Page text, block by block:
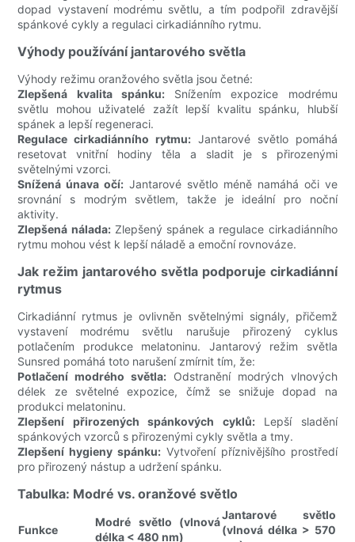
dopad vystavení modrému světlu, a tím podpořil zdravější
spánkové cykly a regulaci cirkadiánního rytmu.
Výhody používání jantarového světla
Výhody režimu oranžového světla jsou četné:
Zlepšená kvalita spánku:Snížením expozice modrému
světlu mohou uživatelé zažít lepší kvalitu spánku, hlubší
spánek a lepší regeneraci.
Regulace cirkadiánního rytmu: Jantarové světlo pomáhá
resetovat vnitřní hodiny těla a sladit je s přirozenými
světelnými vzorci.
Snížená únava očí: Jantarové světlo méně namáhá oči ve
srovnání s modrým světlem, takže je ideální pro noční
aktivity.
Zlepšená nálada:Zlepšený spánek a regulace cirkadiánního
rytmu mohou vést k lepší náladě a emoční rovnováze.
Jak režim jantarového světla podporuje cirkadiánní
rytmus
Cirkadiánní rytmus je ovlivněn světelnými signály, přičemž
vystavení modrému světlu narušuje přirozený cyklus
potlačením produkce melatoninu. Jantarový režim světla
Sunsred pomáhá toto narušení zmírnit tím, že:
Potlačení modrého světla: Odstranění modrých vlnových
délek ze světelné expozice, čímž se snižuje dopad na
produkci melatoninu.
Zlepšení přirozených spánkových cyklů:Lepší sladění
spánkových vzorců s přirozenými cykly světla a tmy.
Zlepšení hygieny spánku: Vytvoření příznivějšího prostředí
pro přirozený nástup a udržení spánku.
Tabulka: Modré vs. oranžové světlo
Funkce
Modré světlo (vlnová
délka < 480 nm)
Jantarové světlo
(vlnová délka > 570